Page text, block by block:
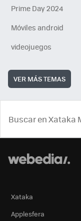
Prime Day 2024
Móviles android
videojuegos
VER MÁS TEMAS
Xataka
Applesfera